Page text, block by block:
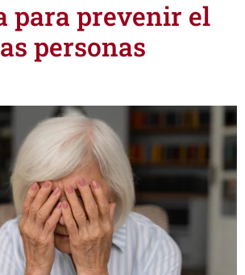
para prevenir el
personas